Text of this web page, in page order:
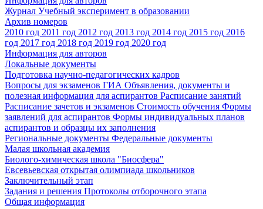
Журнал Учебный эксперимент в образовании
Архив номеров
2010 год 2011 год 2012 год 2013 год 2014 год 2015 год 2016
год 2017 год 2018 год 2019 год 2020 год
Информация для авторов
Локальные документы
Подготовка научно-педагогических кадров
Вопросы для экзаменов ГИА Объявления, документы и
полезная информация для аспирантов Расписание занятий
Расписание зачетов и экзаменов Стоимость обучения Формы
заявлений для аспирантов Формы индивидуальных планов
аспирантов и образцы их заполнения
Региональные документы Федеральные документы
Малая школьная академия
Биолого-химическая школа "Биосфера"
Евсевьевская открытая олимпиада школьников
Заключительный этап
Задания и решения Протоколы отборочного этапа
Общая информация